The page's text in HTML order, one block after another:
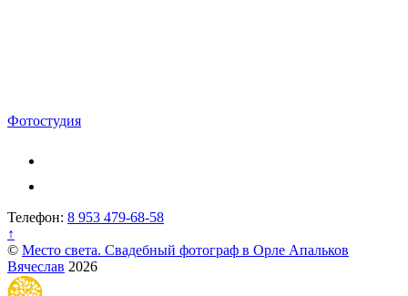
Навигация
Фотостудия
Телефон: 8 953 479-68-58
↑
© Место света. Свадебный фотограф в Орле Апальков
Вячеслав 2026